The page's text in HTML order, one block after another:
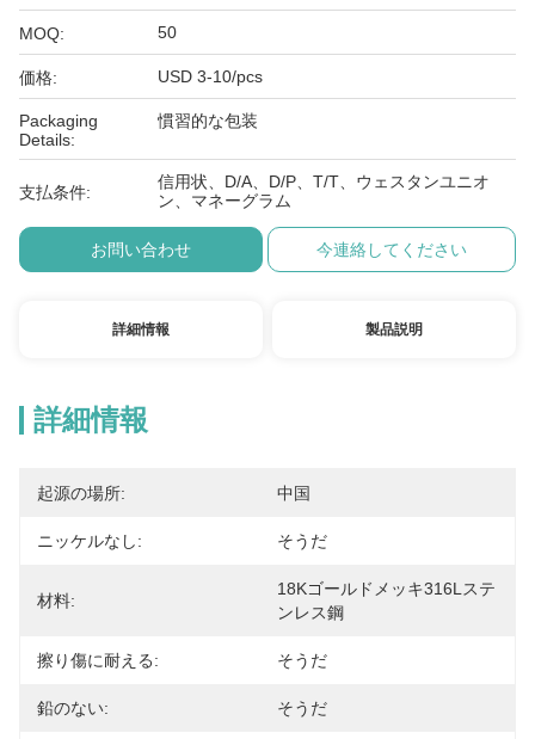
MOQ: 50
価格: USD 3-10/pcs
Packaging
Details:
慣習的な包装
支払条件:
信用状、D/A、D/P、T/T、ウェスタンユニオ
ン、マネーグラム
お問い合わせ 今連絡してください
詳細情報 製品説明
詳細情報
起源の場所: 中国
ニッケルなし: そうだ
材料:
18Kゴールドメッキ316Lステ
ンレス鋼
擦り傷に耐える: そうだ
鉛のない: そうだ